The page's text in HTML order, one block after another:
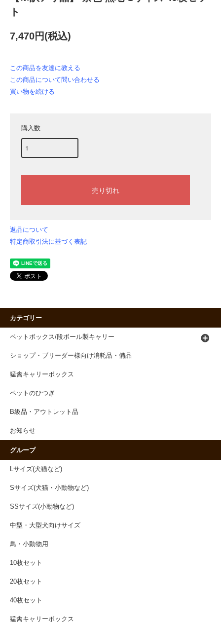
ト
7,470円(税込)
この商品を友達に教える
この商品について問い合わせる
買い物を続ける
購入数
返品について
特定商取引法に基づく表記
カテゴリー
ペットボックス/段ボール製キャリー
ショップ・ブリーダー様向け消耗品・備品
猛禽キャリーボックス
ペットのひつぎ
B級品・アウトレット品
お知らせ
グループ
Lサイズ(犬猫など)
Sサイズ(犬猫・小動物など)
SSサイズ(小動物など)
中型・大型犬向けサイズ
鳥・小動物用
10枚セット
20枚セット
40枚セット
猛禽キャリーボックス